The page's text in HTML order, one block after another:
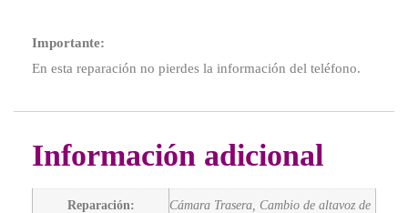
Importante:
En esta reparación no pierdes la información del teléfono.
Información adicional
Reparación:
Cámara Trasera, Cambio de altavoz de